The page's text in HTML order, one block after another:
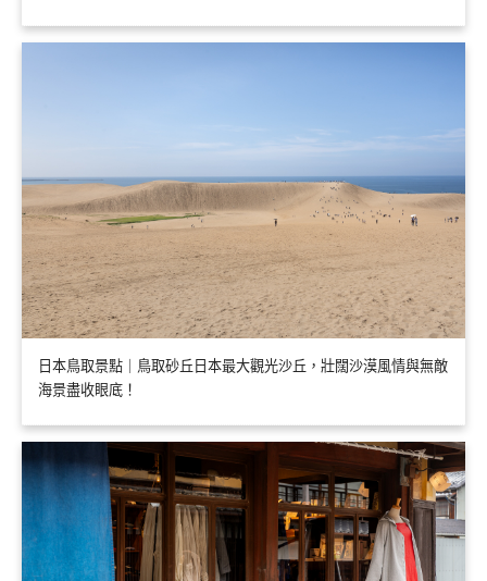
日本鳥取景點｜鳥取砂丘日本最大觀光沙丘，壯闊沙漠風情與無敵
海景盡收眼底！